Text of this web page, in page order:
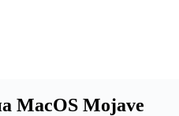
MacOS Mojave